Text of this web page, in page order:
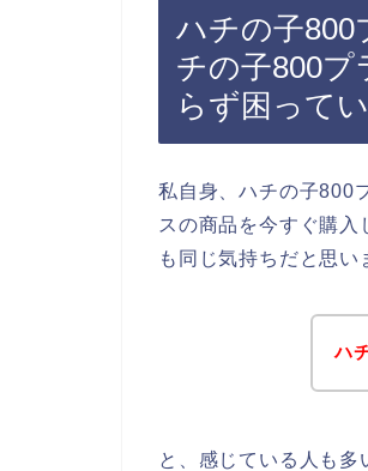
ハチの子800
チの子800
らず困って
私自身、ハチの子800
スの商品を今すぐ購
も同じ気持ちだと思い
ハ
と、感じている人も